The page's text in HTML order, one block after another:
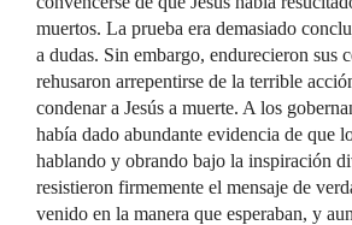
muertos. La prueba era demasiado
a dudas. Sin embargo, endurecieron sus
rehusaron arrepentirse de la terrible
condenar a Jesús a muerte. A los
había dado abundante evidencia de que
hablando y obrando bajo la inspiración
resistieron firmemente el mensaje de
venido en la manera que esperaban, y